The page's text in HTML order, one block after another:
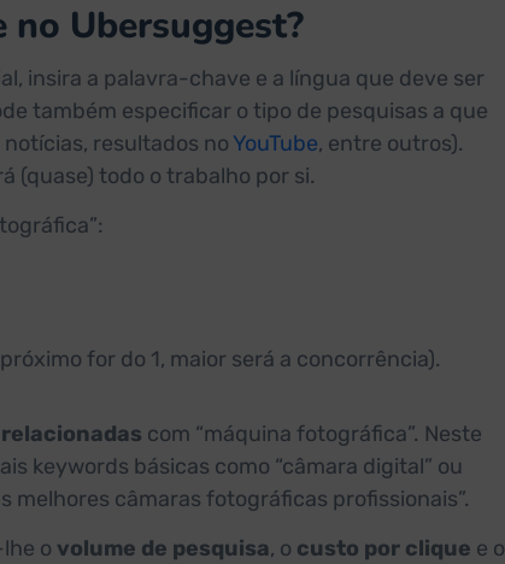
no Ubersuggest?
insira a palavra-chave e a língua que deve ser
também especificar o tipo de pesquisas a que
notícias, resultados no YouTube, entre outros).
(quase) todo o trabalho por si.
for do 1, maior será a concorrência).
com “máquina fotográfica”. Neste
keywords básicas como “câmara digital” ou
melhores câmaras fotográficas profissionais”.
o volume de pesquisa, o custo por clique e o